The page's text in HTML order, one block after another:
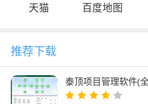
天猫 百度地图
推荐下载
泰顶项目管理软件(
v2025.04